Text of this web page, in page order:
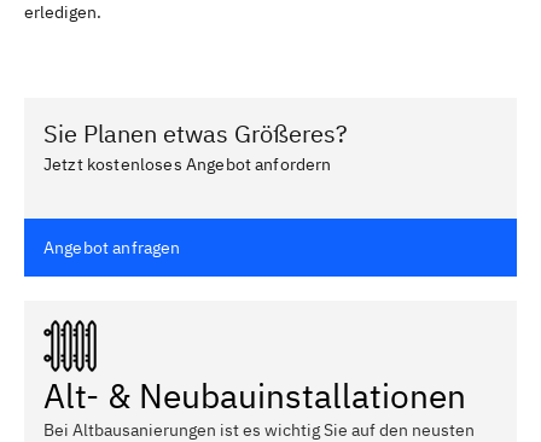
erledigen.
Sie Planen etwas Größeres?
Jetzt kostenloses Angebot anfordern
Angebot anfragen
Alt- & Neubauinstallationen
Bei Altbausanierungen ist es wichtig Sie auf den neusten